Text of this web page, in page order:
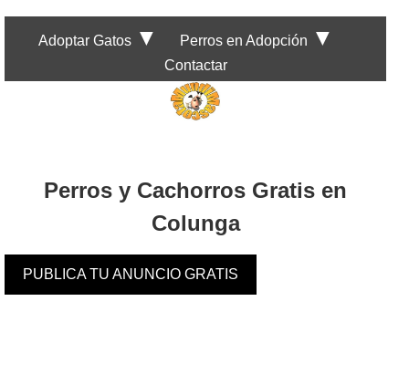
Adoptar Gatos ▼ Perros en Adopción ▼
Contactar
Perros y Cachorros Gratis en
Colunga
PUBLICA TU ANUNCIO GRATIS